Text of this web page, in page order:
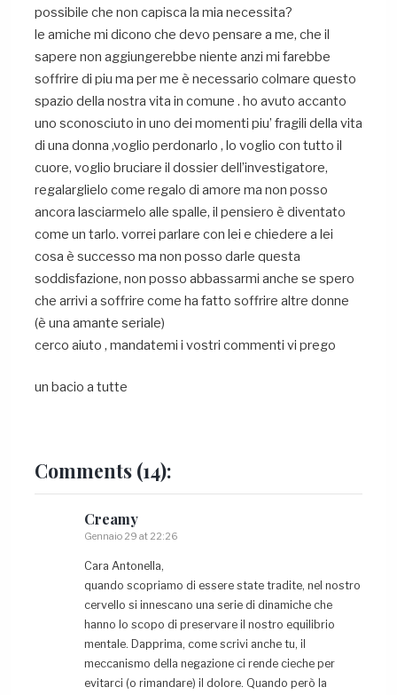
possibile che non capisca la mia necessita?
le amiche mi dicono che devo pensare a me, che il
sapere non aggiungerebbe niente anzi mi farebbe
soffrire di piu ma per me è necessario colmare questo
spazio della nostra vita in comune . ho avuto accanto
uno sconosciuto in uno dei momenti piu’ fragili della vita
di una donna ,voglio perdonarlo , lo voglio con tutto il
cuore, voglio bruciare il dossier dell’investigatore,
regalarglielo come regalo di amore ma non posso
ancora lasciarmelo alle spalle, il pensiero è diventato
come un tarlo. vorrei parlare con lei e chiedere a lei
cosa è successo ma non posso darle questa
soddisfazione, non posso abbassarmi anche se spero
che arrivi a soffrire come ha fatto soffrire altre donne
(è una amante seriale)
cerco aiuto , mandatemi i vostri commenti vi prego
un bacio a tutte
Comments (14):
Creamy
Gennaio 29 at 22:26
Cara Antonella,
quando scopriamo di essere state tradite, nel nostro
cervello si innescano una serie di dinamiche che
hanno lo scopo di preservare il nostro equilibrio
mentale. Dapprima, come scrivi anche tu, il
meccanismo della negazione ci rende cieche per
evitarci (o rimandare) il dolore. Quando però la